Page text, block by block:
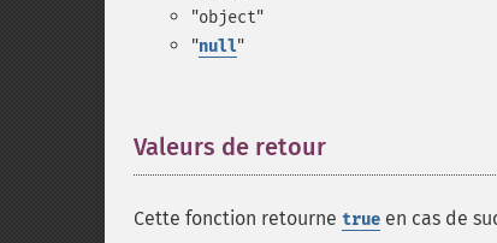
"object"
"null"
Valeurs de retour
Cette fonction retourne true en cas de